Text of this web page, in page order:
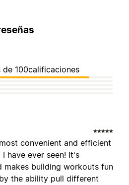
100calificaciones
convenient and efficient
have ever seen! It's
makes building workouts fun
the ability pull different